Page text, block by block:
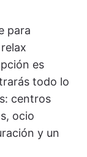
para
es
todo lo
centros
ocio
y un